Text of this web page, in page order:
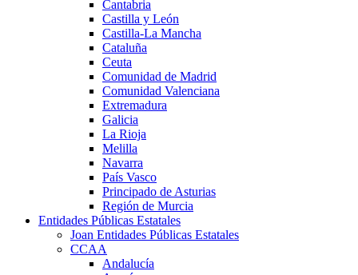
Cantabria
Castilla y León
Castilla-La Mancha
Cataluña
Ceuta
Comunidad de Madrid
Comunidad Valenciana
Extremadura
Galicia
La Rioja
Melilla
Navarra
País Vasco
Principado de Asturias
Región de Murcia
Entidades Públicas Estatales
Joan Entidades Públicas Estatales
CCAA
Andalucía